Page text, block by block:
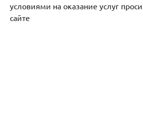
условиями на оказание услуг
сайте